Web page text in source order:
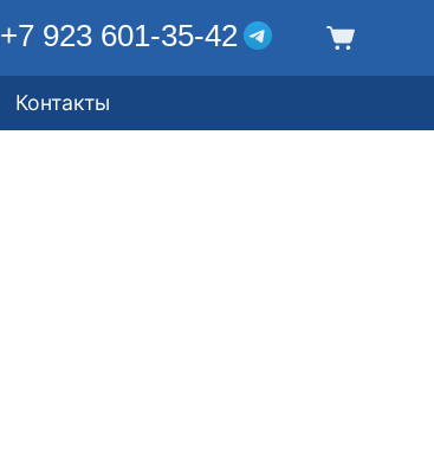
+7 923 601-35-42
Контакты